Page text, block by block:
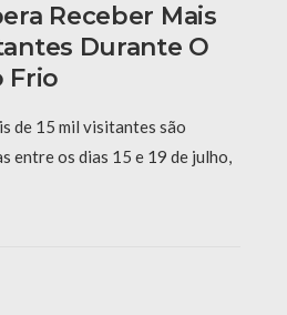
Receber Mais
Durante O
Frio
de 15 mil visitantes são
entre os dias 15 e 19 de julho,